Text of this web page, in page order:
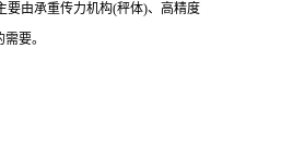
要由承重传力机构(秤体)、高精度
要。